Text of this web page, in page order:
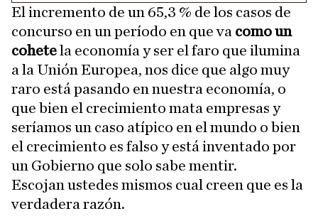
El incremento de un 65,3 % de los casos de
concurso en un período en que va como un
cohetela economía y ser el faro que ilumina
a la Unión Europea, nos dice que algo muy
raro está pasando en nuestra economía, o
que bien el crecimiento mata empresas y
seríamos un caso atípico en el mundo o bien
el crecimiento es falso y está inventado por
un Gobierno que solo sabe mentir.
Escojan ustedes mismos cual creen que es la
verdadera razón.